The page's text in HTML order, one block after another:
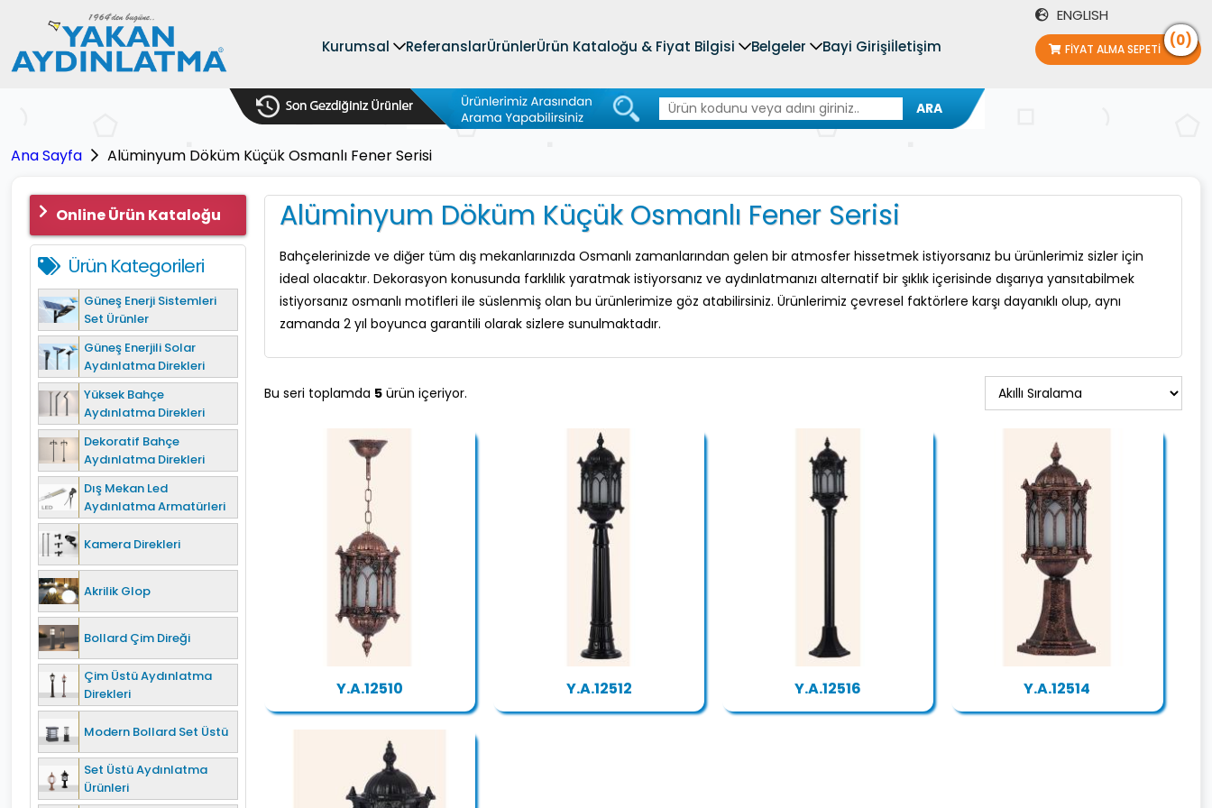
Kurumsal ReferanslarÜrünlerÜrün Kataloğu & Fiyat Bilgisi Belgeler Bayi Girişiİletişim
ENGLISH
FIYAT ALMA SEPETI (0)
ARA
Ana Sayfa Alüminyum Döküm Küçük Osmanlı Fener Serisi
Online Ürün Kataloğu
Ürün Kategorileri
Güneş Enerji Sistemleri
Set Ürünler
Güneş Enerjili Solar
Aydınlatma Direkleri
Yüksek Bahçe
Aydınlatma Direkleri
Dekoratif Bahçe
Aydınlatma Direkleri
Dış Mekan Led
Aydınlatma Armatürleri
Kamera Direkleri
Akrilik Glop
Bollard Çim Direği
Çim Üstü Aydınlatma
Direkleri
Modern Bollard Set Üstü
Set Üstü Aydınlatma
Ürünleri
Alüminyum Döküm Küçük Osmanlı Fener Serisi
Bahçelerinizde ve diğer tüm dış mekanlarınızda Osmanlı zamanlarından gelen bir atmosfer hissetmek istiyorsanız bu ürünlerimiz sizler için
ideal olacaktır. Dekorasyon konusunda farklılık yaratmak istiyorsanız ve aydınlatmanızı alternatif bir şıklık içerisinde dışarıya yansıtabilmek
istiyorsanız osmanlı motifleri ile süslenmiş olan bu ürünlerimize göz atabilirsiniz. Ürünlerimiz çevresel faktörlere karşı dayanıklı olup, aynı
zamanda 2 yıl boyunca garantili olarak sizlere sunulmaktadır.
Bu seri toplamda 5 ürün içeriyor.
Y.A.12510 Y.A.12512 Y.A.12516 Y.A.12514